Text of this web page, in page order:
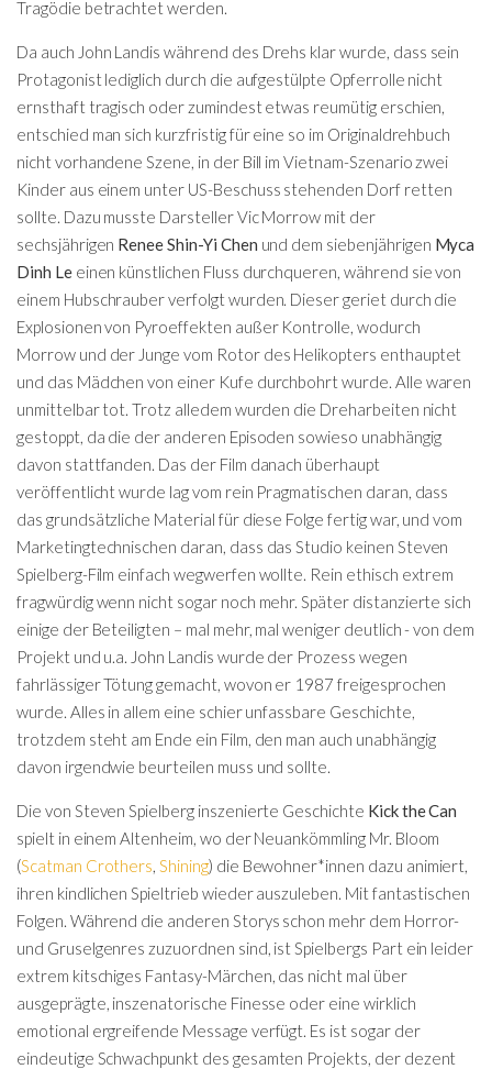
Tragödie betrachtet werden.
Da auch John Landis während des Drehs klar wurde, dass sein
Protagonist lediglich durch die aufgestülpte Opferrolle nicht
ernsthaft tragisch oder zumindest etwas reumütig erschien,
entschied man sich kurzfristig für eine so im Originaldrehbuch
nicht vorhandene Szene, in der Bill im Vietnam-Szenario zwei
Kinder aus einem unter US-Beschuss stehenden Dorf retten
sollte. Dazu musste Darsteller Vic Morrow mit der
sechsjährigen Renee Shin-Yi Chen und dem siebenjährigen Myca
Dinh Leeinen künstlichen Fluss durchqueren, während sie von
einem Hubschrauber verfolgt wurden. Dieser geriet durch die
Explosionen von Pyroeffekten außer Kontrolle, wodurch
Morrow und der Junge vom Rotor des Helikopters enthauptet
und das Mädchen von einer Kufe durchbohrt wurde. Alle waren
unmittelbar tot. Trotz alledem wurden die Dreharbeiten nicht
gestoppt, da die der anderen Episoden sowieso unabhängig
davon stattfanden. Das der Film danach überhaupt
veröffentlicht wurde lag vom rein Pragmatischen daran, dass
das grundsätzliche Material für diese Folge fertig war, und vom
Marketingtechnischen daran, dass das Studio keinen Steven
Spielberg-Film einfach wegwerfen wollte. Rein ethisch extrem
fragwürdig wenn nicht sogar noch mehr. Später distanzierte sich
einige der Beteiligten – mal mehr, mal weniger deutlich - von dem
Projekt und u.a. John Landis wurde der Prozess wegen
fahrlässiger Tötung gemacht, wovon er 1987 freigesprochen
wurde. Alles in allem eine schier unfassbare Geschichte,
trotzdem steht am Ende ein Film, den man auch unabhängig
davon irgendwie beurteilen muss und sollte.
Die von Steven Spielberg inszenierte Geschichte Kick the Can
spielt in einem Altenheim, wo der Neuankömmling Mr. Bloom
(Scatman Crothers Shining) die Bewohner*innen dazu animiert,
ihren kindlichen Spieltrieb wieder auszuleben. Mit fantastischen
Folgen. Während die anderen Storys schon mehr dem Horror-
und Gruselgenres zuzuordnen sind, ist Spielbergs Part ein leider
extrem kitschiges Fantasy-Märchen, das nicht mal über
ausgeprägte, inszenatorische Finesse oder eine wirklich
emotional ergreifende Message verfügt. Es ist sogar der
eindeutige Schwachpunkt des gesamten Projekts, der dezent